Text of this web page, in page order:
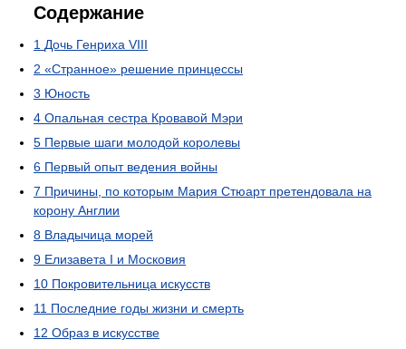
Содержание
1 Дочь Генриха VIII
2 «Странное» решение принцессы
3 Юность
4 Опальная сестра Кровавой Мэри
5 Первые шаги молодой королевы
6 Первый опыт ведения войны
7 Причины, по которым Мария Стюарт претендовала на
корону Англии
8 Владычица морей
9 Елизавета I и Московия
10 Покровительница искусств
11 Последние годы жизни и смерть
12 Образ в искусстве